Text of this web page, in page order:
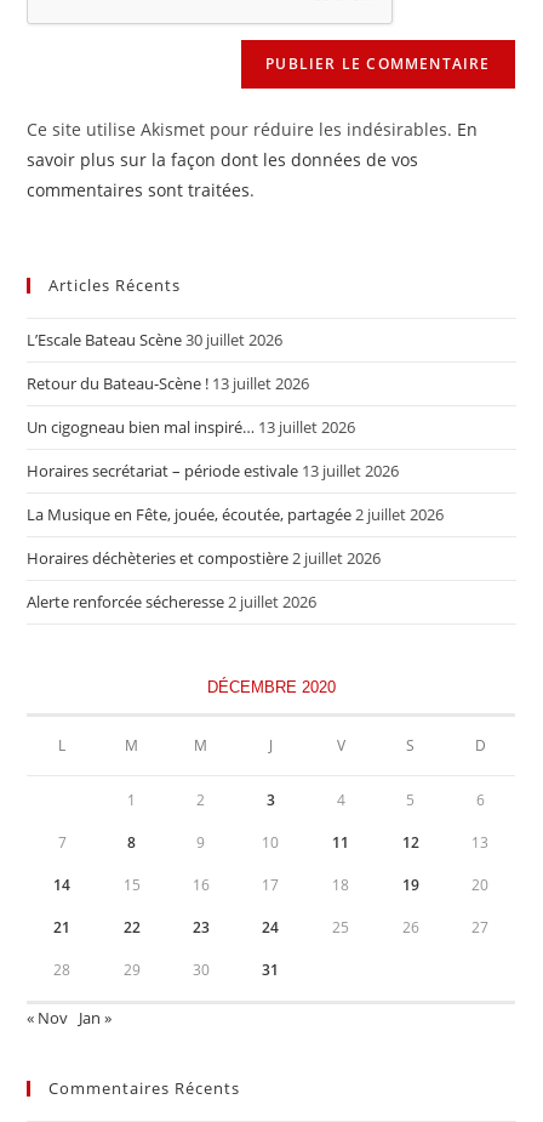
(facultatif)
Ce site utilise Akismet pour réduire les indésirables. En
savoir plus sur la façon dont les données de vos
commentaires sont traitées.
Articles Récents
L’Escale Bateau Scène30 juillet 2026
Retour du Bateau-Scène ! 13 juillet 2026
Un cigogneau bien mal inspiré… 13 juillet 2026
Horaires secrétariat – période estivale 13 juillet 2026
La Musique en Fête, jouée, écoutée, partagée 2 juillet 2026
Horaires déchèteries et compostière 2 juillet 2026
Alerte renforcée sécheresse 2 juillet 2026
DÉCEMBRE 2020
L M M J V S D
1 2 3 4 5 6
7 8 9 10 11 12 13
14 15 16 17 18 19 20
21 22 23 24 25 26 27
28 29 30 31
« Nov Jan »
Commentaires Récents